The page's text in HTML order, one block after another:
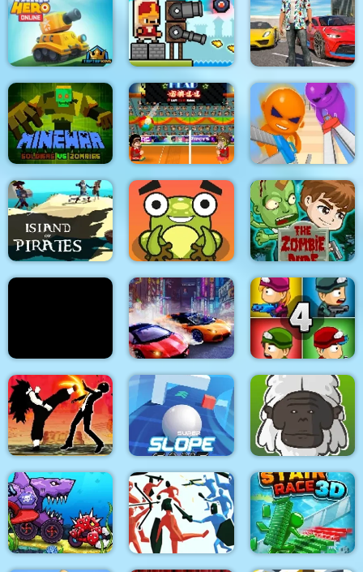
Crazy shooting Parkour GO Cricket Legends
Tank Hero Online Janissary Tower
Gangster Shooting
Police Game
MineWar Soldiers vs
Zombies
Crypto Head Ball Super scissors
Frogie Cross The
Road
The Zombie Dude
FPS Assault Shooter
Two Lambo Rivals:
Zombie Last Castle 4
Shadow Fighters:
Hero Duel
Super Slope Game The Utans